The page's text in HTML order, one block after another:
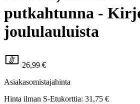
putkahtunna -
joululauluista
26,99 €
Asiakasomistajahinta
Hinta ilman S-Etukorttia: 31,75 €